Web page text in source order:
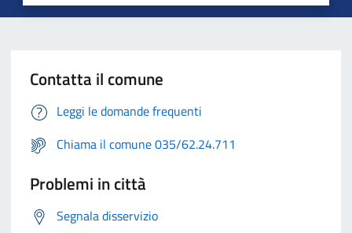
Contatta il comune
Leggi le domande frequenti
Chiama il comune 035/62.24.711
Problemi in città
Segnala disservizio